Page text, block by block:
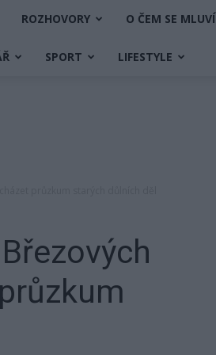
ROZHOVORY O ČEM SE MLUVÍ
SPORT LIFESTYLE